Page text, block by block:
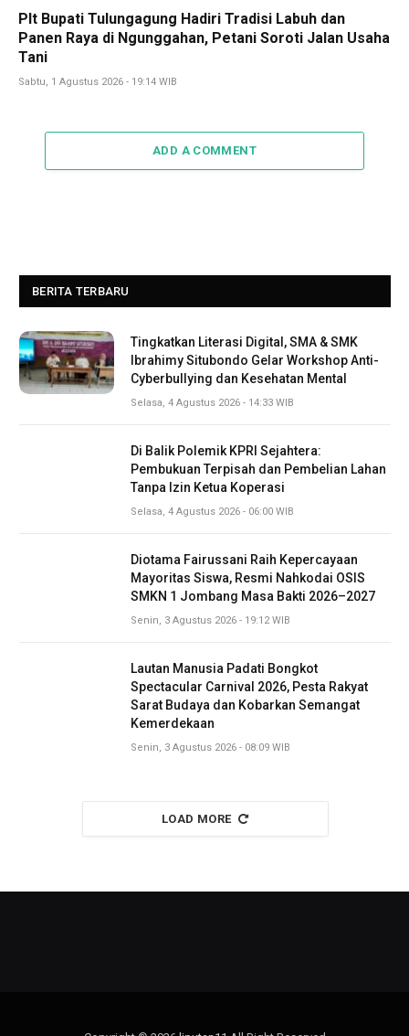
Plt Bupati Tulungagung Hadiri Tradisi Labuh dan
Panen Raya di Ngunggahan, Petani Soroti Jalan Usaha
Tani
Sabtu, 1 Agustus 2026 - 19:14 WIB
ADD A COMMENT
BERITA TERBARU
Tingkatkan Literasi Digital, SMA & SMK
Ibrahimy Situbondo Gelar Workshop Anti-
Cyberbullying dan Kesehatan Mental
Selasa, 4 Agustus 2026 - 14:33 WIB
Di Balik Polemik KPRI Sejahtera:
Pembukuan Terpisah dan Pembelian Lahan
Tanpa Izin Ketua Koperasi
Selasa, 4 Agustus 2026 - 06:00 WIB
Diotama Fairussani Raih Kepercayaan
Mayoritas Siswa, Resmi Nahkodai OSIS
SMKN 1 Jombang Masa Bakti 2026–2027
Senin, 3 Agustus 2026 - 19:12 WIB
Lautan Manusia Padati Bongkot
Spectacular Carnival 2026, Pesta Rakyat
Sarat Budaya dan Kobarkan Semangat
Kemerdekaan
Senin, 3 Agustus 2026 - 08:09 WIB
LOAD MORE